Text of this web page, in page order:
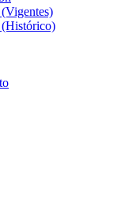
(Histórico)